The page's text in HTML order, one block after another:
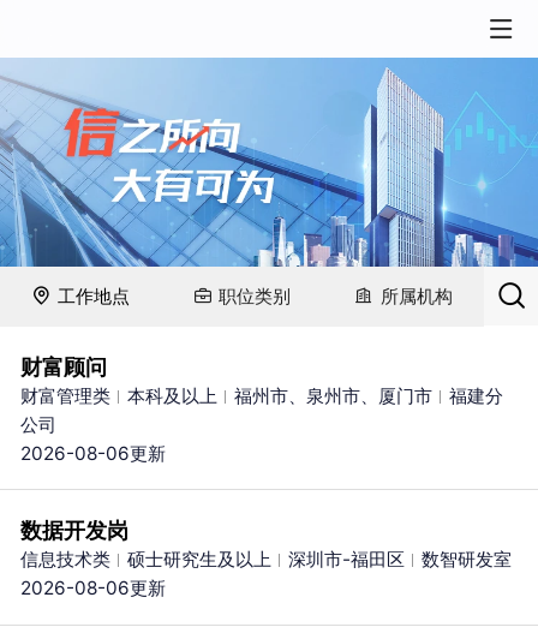
工作地点 职位类别 所属机构
请搜索职位名称或职位描述
财富顾问
财富管理类 本科及以上 福州市、泉州市、厦门市
福建分
公司
2026-08-06更新
数据开发岗
信息技术类 硕士研究生及以上 深圳市-福田区
数智研发室
2026-08-06更新